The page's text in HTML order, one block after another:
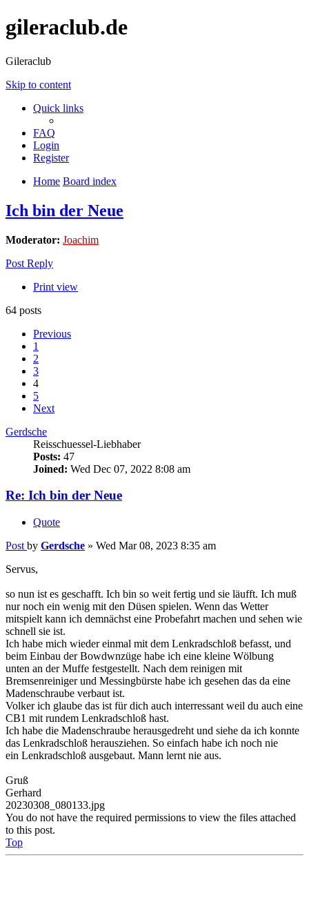
gileraclub.de
Gileraclub
Skip to content
Quick links
FAQ
Login
Register
Home Board index
Ich bin der Neue
Moderator: Joachim
Post Reply
Print view
64 posts
Previous
1
2
3
4
5
Next
Gerdsche
Reisschuessel-Liebhaber
Posts: 47
Joined: Wed Dec 07, 2022 8:08 am
Re: Ich bin der Neue
Quote
Post by Gerdsche » Wed Mar 08, 2023 8:35 am
Servus,
so nun ist es geschafft. Ich bin so weit fertig und sie läufft. Ich muß
nur noch ein wenig mit den Düsen spielen. Wenn das Wetter
mitspielt kann ich demnächst eine Probefahrt machen und sehen wie
schnell sie ist.
Ich habe mich wieder einmal mit dem Lenkradschloß befasst, und
beim Einbau der Bowdwnzüge habe ich eine kleine Wölbung
unten an der Muffe festgestellt. Nach dem reinigen mit
Bremsenreiniger und Messingbürste habe ich gesehen das da eine
Madenschraube verbaut ist.
Volker ich glaube das ist für dich auch interressant weil du auch eine
CB1 mit rundem Lenkradschloß hast.
Ich habe die Madenschraube herausgedreht und siehe da ich konnte
das Lenkradschloß herausziehen. So einfach habe ich noch nie
ein Lenkradschloß ausgebaut. Mann lernt nie aus.
Gruß
Gerhard
20230308_080133.jpg
You do not have the required permissions to view the files attached
to this post.
Top